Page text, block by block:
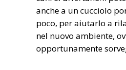
anche a un cucciolo
poco, per aiutarlo a
nel nuovo ambiente,
opportunamente